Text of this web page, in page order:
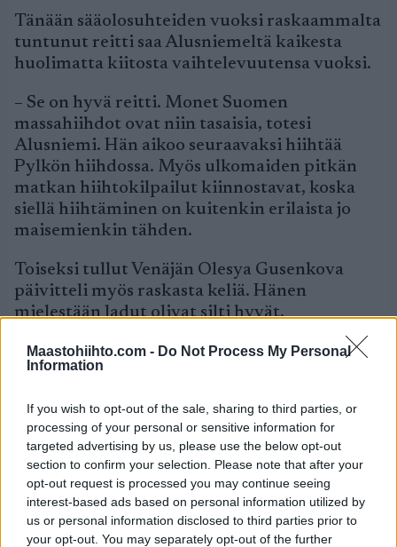
Maastohiihto.com - Do Not Process My Personal
Information
If you wish to opt-out of the sale, sharing to third parties, or
processing of your personal or sensitive information for
targeted advertising by us, please use the below opt-out
section to confirm your selection. Please note that after your
opt-out request is processed you may continue seeing
interest-based ads based on personal information utilized by
us or personal information disclosed to third parties prior to
your opt-out. You may separately opt-out of the further
Tänään sääolosuhteiden vuoksi raskaammalta
tuntunut reitti saa Alusniemeltä kaikesta
huolimatta kiitosta vaihtelevuutensa vuoksi.
– Se on hyvä reitti. Monet Suomen
massahiihdot ovat niin tasaisia, totesi
Alusniemi. Hän aikoo seuraavaksi hiihtää
Pylkön hiihdossa. Myös ulkomaiden pitkän
matkan hiihtokilpailut kiinnostavat, koska
siellä hiihtäminen on kuitenkin erilaista jo
maisemienkin tähden.
Toiseksi tullut Venäjän Olesya Gusenkova
päivitteli myös raskasta keliä. Hänen
mielestään ladut olivat silti hyvät.
– Tänään taistelin, hän sanoi. Gusenkova oli
sijoitukseensa tyytyväinen ja lupasi hymyillen
Kolmanneksi tullut Noora Kivikko käveli
palkintojenjakoon ilman kenkiä. Päivän
suoritus sai Kivikon jalat hieman
kramppaamaan.
– Hyvin meni, hyvä kisa oli. Äärettömän